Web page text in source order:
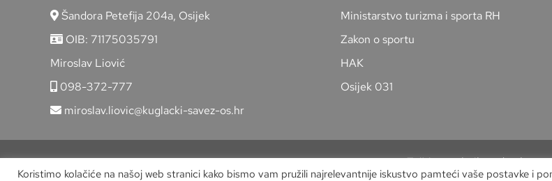
Šandora Petefija 204a, Osijek
OIB: 71175035791
Miroslav Liović
098-372-777
miroslav.liovic@kuglacki-savez-os.hr
Ministarstvo turizma i sporta RH
Zakon o sportu
HAK
Osijek 031
Zaštita osobnih podataka
Koristimo kolačiće na našoj web stranici kako bismo vam pružili najrelevantnije iskustvo pamteći vaše postavke i